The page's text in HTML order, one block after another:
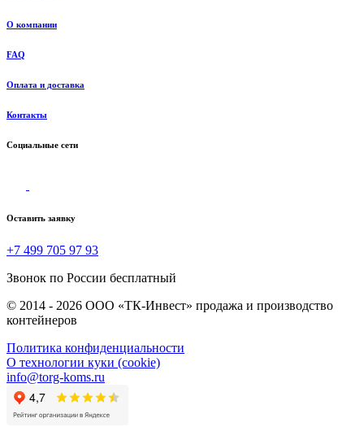
О компании
FAQ
Оплата и доставка
Контакты
Социальные сети
Оставить заявку
+7 499 705 97 93
Звонок по России бесплатный
© 2014 - 2026 ООО «ТК-Инвест» продажа и производство
контейнеров
Политика конфиденциальности
О технологии куки (cookie)
info@torg-koms.ru